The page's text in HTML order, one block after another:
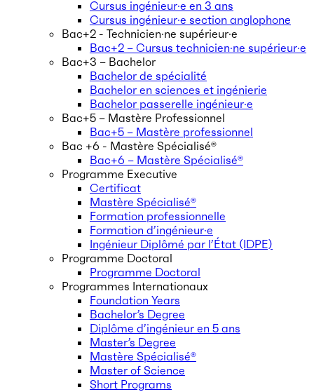
Cursus ingénieur·e en 3 ans
Cursus ingénieur·e section anglophone
Bac+2 - Technicien·ne supérieur·e
Bac+2 – Cursus technicien·ne supérieur·e
Bac+3 – Bachelor
Bachelor de spécialité
Bachelor en sciences et ingénierie
Bachelor passerelle ingénieur·e
Bac+5 – Mastère Professionnel
Bac+5 – Mastère professionnel
Bac +6 - Mastère Spécialisé®
Bac+6 – Mastère Spécialisé®
Programme Executive
Certificat
Mastère Spécialisé®
Formation professionnelle
Formation d’ingénieur·e
Ingénieur Diplômé par l’État (IDPE)
Programme Doctoral
Programme Doctoral
Programmes Internationaux
Foundation Years
Bachelor’s Degree
Diplôme d’ingénieur en 5 ans
Master’s Degree
Mastère Spécialisé®
Master of Science
Short Programs